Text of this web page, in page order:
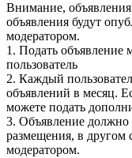
Внимание,
объявления будут
модератором.
1. Подать объявление
пользователь
2. Каждый
объявлений в месяц.
можете подать
3. Объявление должно
размещения, в другом
модератором.